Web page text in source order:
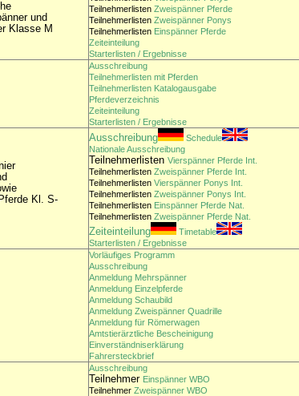
und
Klasse M
Teilnehmerlisten Zweispänner Pferde
Teilnehmerlisten Zweispänner Ponys
Teilnehmerlisten Einspänner Pferde
Zeiteinteilung
Starterlisten / Ergebnisse
Ausschreibung
Teilnehmerlisten mit Pferden
Teilnehmerlisten Katalogausgabe
Pferdeverzeichnis
Zeiteinteilung
Starterlisten / Ergebnisse
Kl. S-
Ausschreibung
Schedule
Nationale Ausschreibung
Teilnehmerlisten Vierspänner Pferde Int.
Teilnehmerlisten Zweispänner Pferde Int.
Teilnehmerlisten Vierspänner Ponys Int.
Teilnehmerlisten Zweispänner Ponys Int.
Teilnehmerlisten Einspänner Pferde Nat.
Teilnehmerlisten Zweispänner Pferde Nat.
Zeiteinteilung
Timetable
Starterlisten / Ergebnisse
Vorläufiges Programm
Ausschreibung
Anmeldung Mehrspänner
Anmeldung Einzelpferde
Anmeldung Schaubild
Anmeldung Zweispänner Quadrille
Anmeldung für Römerwagen
Amtstierärztliche Bescheinigung
Einverständniserklärung
Fahrersteckbrief
Ausschreibung
Teilnehmer Einspänner WBO
Teilnehmer Zweispänner WBO